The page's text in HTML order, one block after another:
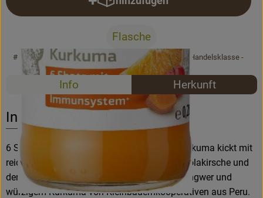
Produkt zum Warenkorb
Flasche
#3309 4,49 € / Flasche 16,04 € 19% MwSt Handelsklasse -
Rezepte
Info Herkunft
Entdecke passende RezepteEs wurden
Info
6 Shots in jeder Flasche: Der Ingwer Shot Kurkuma kickt mit
reichlich natürlichem Vitamin C aus der Acerolakirsche und
dem Geschmack von aromatisch-scharfem Ingwer und
würzigem Kurkuma von Kleinbauernkooperativen aus Peru.